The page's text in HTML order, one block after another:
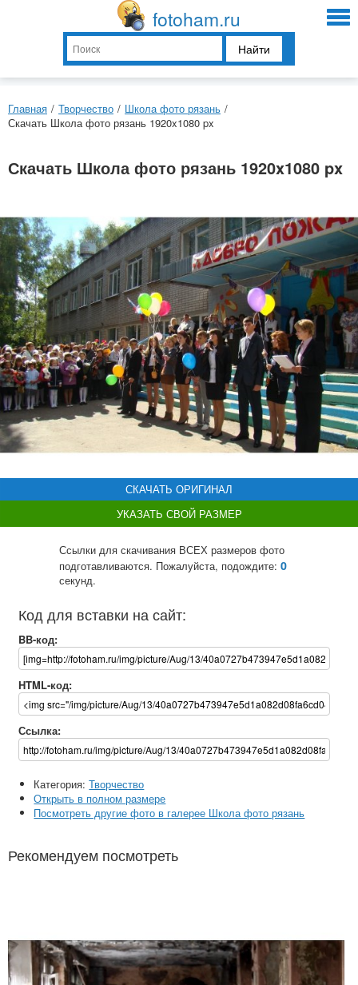
fotoham.ru
Найти
Главная / Творчество / Школа фото рязань /
Скачать Школа фото рязань 1920x1080 px
Скачать Школа фото рязань 1920x1080 px
СКАЧАТЬ ОРИГИНАЛ
УКАЗАТЬ СВОЙ РАЗМЕР
Ссылки для скачивания ВСЕХ размеров фото
подготавливаются. Пожалуйста, подождите: 0
секунд.
Код для вставки на сайт:
BB-код:
HTML-код:
Ссылка:
Категория:Творчество
Открыть в полном размере
Посмотреть другие фото в галерее Школа фото рязань
Рекомендуем посмотреть